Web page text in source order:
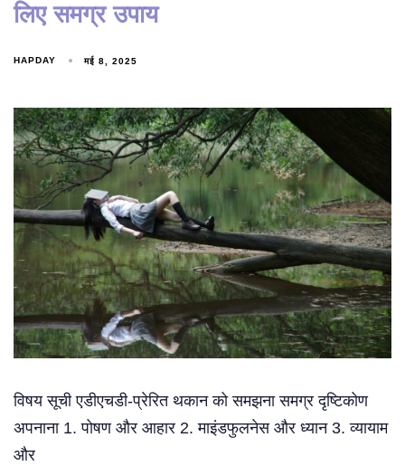
लिए समग्र उपाय
HAPDAY मई 8, 2025
विषय सूची एडीएचडी-प्रेरित थकान को समझना समग्र दृष्टिकोण
अपनाना 1. पोषण और आहार 2. माइंडफुलनेस और ध्यान 3. व्यायाम
और